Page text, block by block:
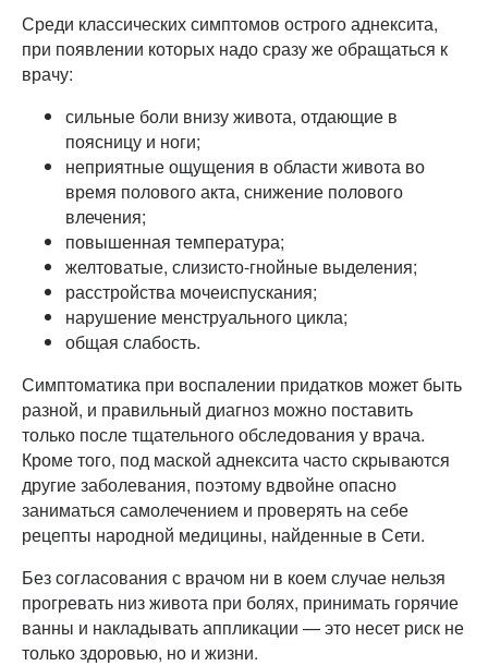
Среди классических симптомов острого аднексита,
при появлении которых надо сразу же обращаться к
врачу:
сильные боли внизу живота, отдающие в
поясницу и ноги;
неприятные ощущения в области живота во
время полового акта, снижение полового
влечения;
повышенная температура;
желтоватые, слизисто-гнойные выделения;
расстройства мочеиспускания;
нарушение менструального цикла;
общая слабость.
Симптоматика при воспалении придатков может быть
разной, и правильный диагноз можно поставить
только после тщательного обследования у врача.
Кроме того, под маской аднексита часто скрываются
другие заболевания, поэтому вдвойне опасно
заниматься самолечением и проверять на себе
рецепты народной медицины, найденные в Сети.
Без согласования с врачом ни в коем случае нельзя
прогревать низ живота при болях, принимать горячие
ванны и накладывать аппликации — это несет риск не
только здоровью, но и жизни.